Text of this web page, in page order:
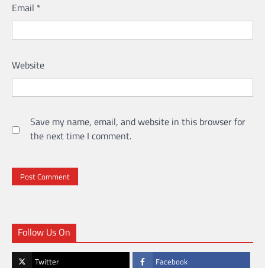
Email *
Website
Save my name, email, and website in this browser for
the next time I comment.
Follow Us On
Twitter Facebook